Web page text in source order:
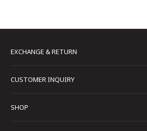
EXCHANGE & RETURN
CUSTOMER INQUIRY
SHOP